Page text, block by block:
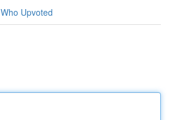
Who Upvoted